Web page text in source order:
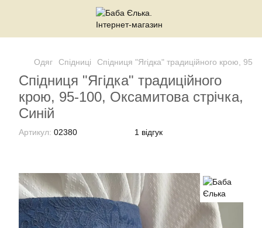
Одяг Спідниці Спідниця "Ягідка" традиційного крою, 95-
Спідниця "Ягідка" традиційного
крою, 95-100, Оксамитова стрічка,
Синій
Артикул: 02380 1 відгук